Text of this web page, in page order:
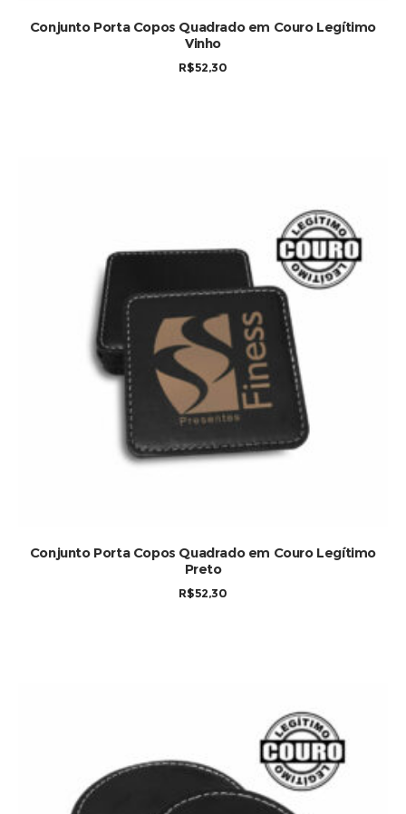
Conjunto Porta Copos Quadrado em Couro Legítimo
Vinho
R$52,30
Conjunto Porta Copos Quadrado em Couro Legítimo
Preto
R$52,30